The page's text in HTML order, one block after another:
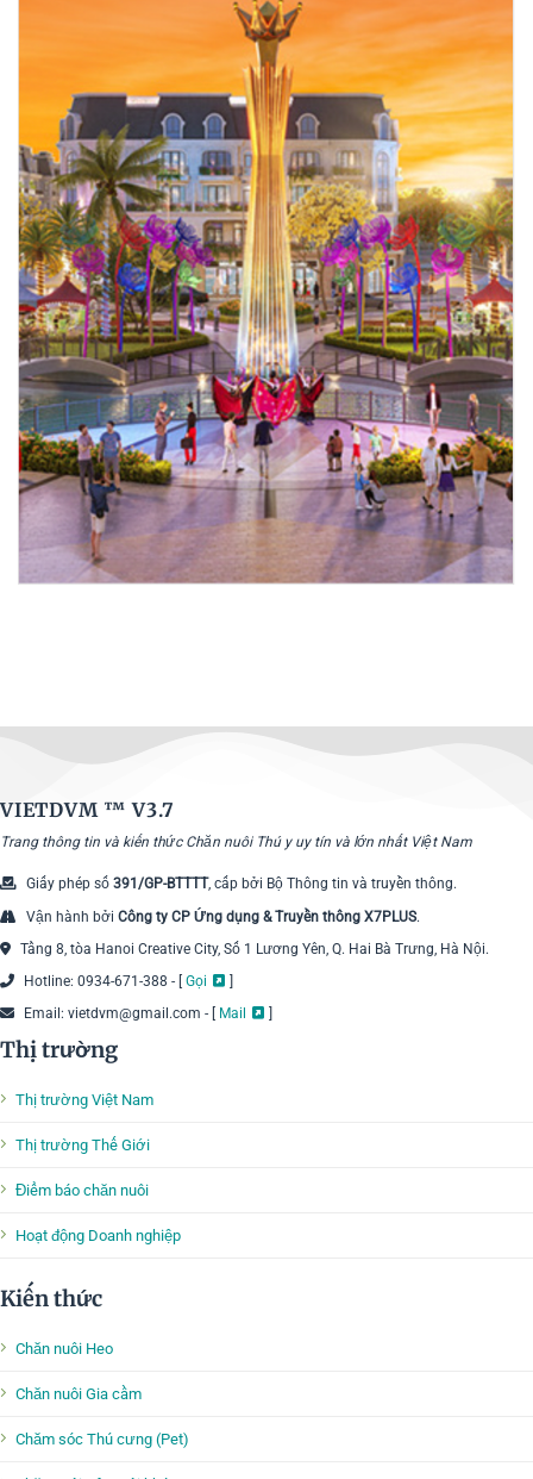
VIETDVM ™V3.7
Trang thông tin và kiến thức Chăn nuôi Thú y uy tín và lớn nhất Việt Nam
Giấy phép số 391/GP-BTTTT, cấp bởi Bộ Thông tin và truyền thông.
Vận hành bởi Công ty CP Ứng dụng & Truyền thông X7PLUS.
Tầng 8, tòa Hanoi Creative City, Số 1 Lương Yên, Q. Hai Bà Trưng, Hà Nội.
Hotline: 0934-671-388 - [ Gọi
]
Email: vietdvm@gmail.com - [
Mail
Thị trường
Thị trường Việt Nam
Thị trường Thế Giới
Điểm báo chăn nuôi
Hoạt động Doanh nghiệp
Kiến thức
Chăn nuôi Heo
Chăn nuôi Gia cầm
Chăm sóc Thú cưng (Pet)